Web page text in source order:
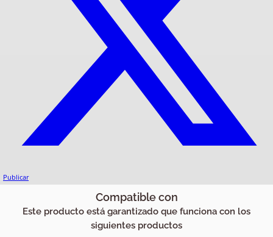
Publicar
Compatible con
Este producto está garantizado que funciona con los
siguientes productos